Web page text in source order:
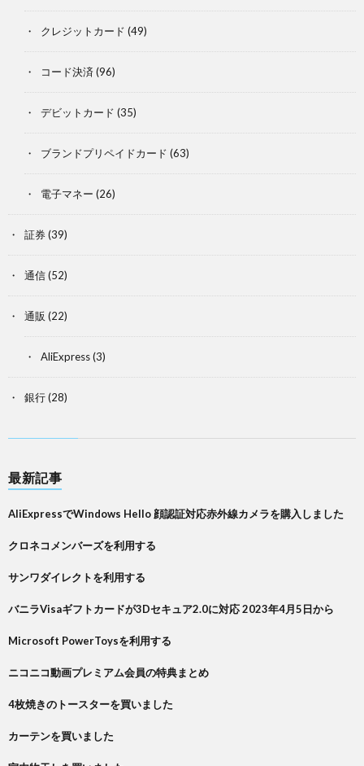
クレジットカード (49)
コード決済 (96)
デビットカード (35)
ブランドプリペイドカード (63)
電子マネー (26)
証券(39)
通信(52)
通販 (22)
AliExpress(3)
銀行(28)
最新記事
AliExpressでWindows Hello 顔認証対応赤外線カメラを購入しました
クロネコメンバーズを利用する
サンワダイレクトを利用する
バニラVisaギフトカードが3Dセキュア2.0に対応 2023年4月5日から
Microsoft PowerToysを利用する
ニコニコ動画プレミアム会員の特典まとめ
4枚焼きのトースターを買いました
カーテンを買いました